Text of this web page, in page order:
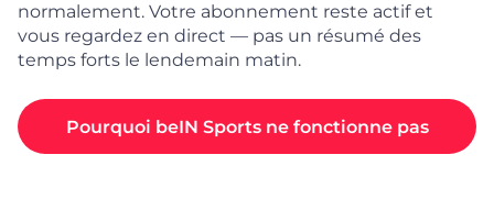
normalement. Votre abonnement reste actif et
vous regardez en direct — pas un résumé des
temps forts le lendemain matin.
Pourquoi beIN Sports ne fonctionne pas